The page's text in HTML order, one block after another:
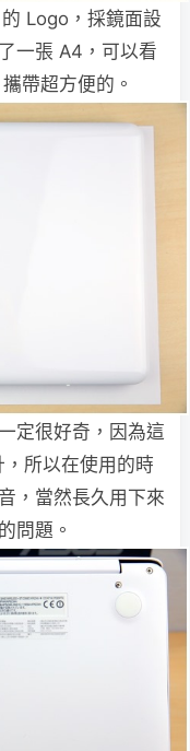
Logo，採鏡面設
一張 A4，可以看
帶超方便的。
定很好奇，因為這
所以在使用的時
，當然長久用下來
問題。